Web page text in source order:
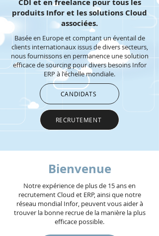
CDI et en freelance pour tous les
produits Infor et les solutions Cloud
associées.
Basée en Europe et comptant un éventail de
clients internationaux issus de divers secteurs,
nous fournissons en permanence une solution
efficace de sourcing pour divers besoins Infor
ERP à l'échelle mondiale.
CANDIDATS
RECRUTEMENT
Bienvenue
Notre expérience de plus de 15 ans en
recrutement Cloud et ERP, ainsi que notre
réseau mondial Infor, peuvent vous aider à
trouver la bonne recrue de la manière la plus
efficace possible.